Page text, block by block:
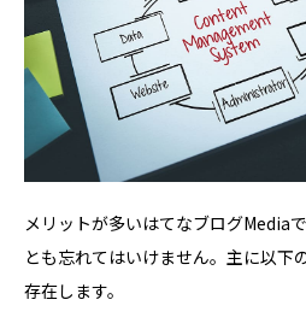
メリットが多いはてなブログMedia
とも忘れてはいけません。主に以下
存在します。